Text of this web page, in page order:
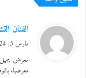
رئيس مجلس
ومدير النادي
الشيمي الفنانة
الملولي وبشرى
ي
ل
الفنان
مارس 5, 2024 الساعة 12:19 م
معرض جميل
معرضها.